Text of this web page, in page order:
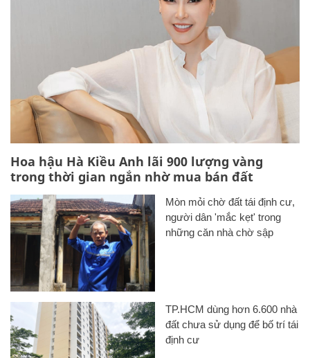
Hoa hậu Hà Kiều Anh lãi 900 lượng vàng
trong thời gian ngắn nhờ mua bán đất
Mòn mỏi chờ đất tái định cư,
người dân 'mắc kẹt' trong
những căn nhà chờ sập
TP.HCM dùng hơn 6.600 nhà
đất chưa sử dụng để bố trí tái
định cư